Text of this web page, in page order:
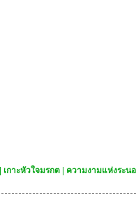
เกาะหัวใจมรกต
ความงามแห่งระน